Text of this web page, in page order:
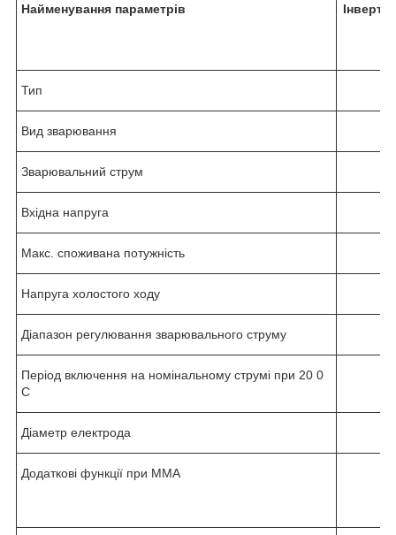
Найменування параметрів
Тип
Вид зварювання
Зварювальний струм
Вхідна напруга
Макс. споживана потужність
Напруга холостого ходу
Діапазон регулювання зварювального струму
Період включення на номінальному струмі при 20 0
С
Діаметр електрода
Додаткові функції при ММА